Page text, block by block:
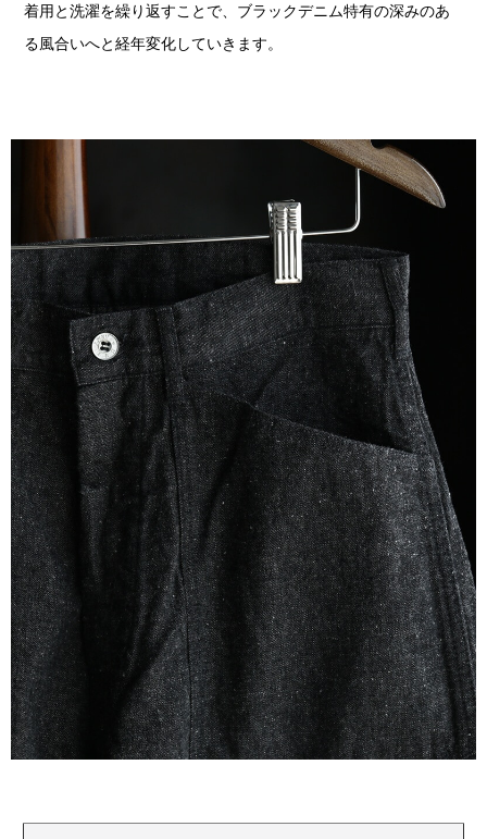
着用と洗濯を繰り返すことで、ブラックデニム特有の深みのあ
る風合いへと経年変化していきます。